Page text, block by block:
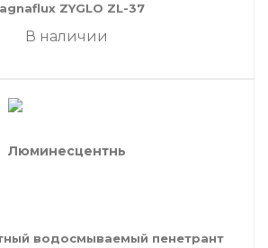
ZYGLO ZL-37
В наличии
водосмываемый пенетрант